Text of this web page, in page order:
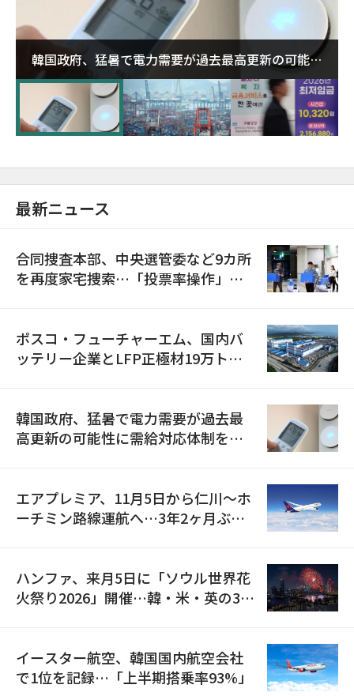
韓国政府、猛暑で電力需要が過去最高更新の可能性
に需給対応体制を点検
最新ニュース
合同捜査本部、中央選管委など9カ所
を再度家宅捜索…「投票率操作」の
ポスコ・フューチャーエム、国内バ
ッテリー企業とLFP正極材19万トン
韓国政府、猛暑で電力需要が過去最
高更新の可能性に需給対応体制を点
エアプレミア、11月5日から仁川〜ホ
ーチミン路線運航へ…3年2ヶ月ぶり
ハンファ、来月5日に「ソウル世界花
火祭り2026」開催…韓・米・英の3カ
イースター航空、韓国国内航空会社
で1位を記録…「上半期搭乗率93%」